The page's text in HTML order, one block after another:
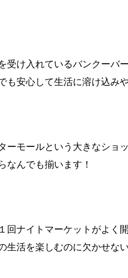
け入れているバンクーバ
安心して生活に溶け込みや
モールという大きなショ
なんでも揃います！
ナイトマーケットがよく
活を楽しむのに欠かせな